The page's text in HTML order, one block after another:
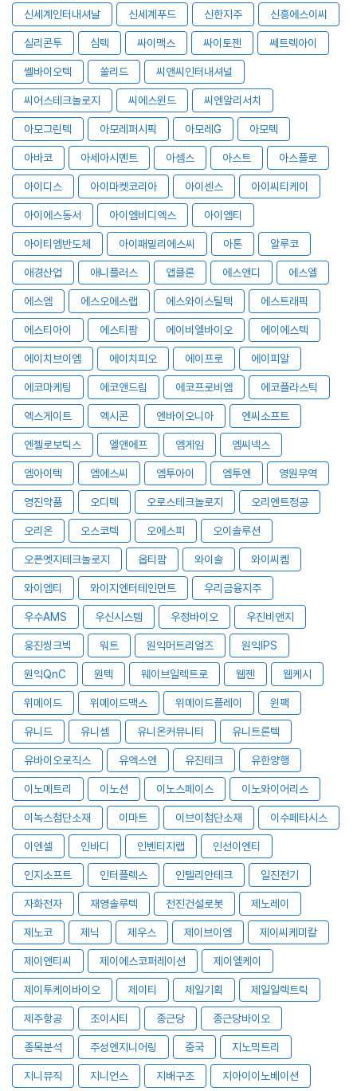
신세계인터내셔날 신세계푸드 신한지주 신흥에스이씨
실리콘투 심텍 싸이맥스 싸이토젠 쎄트렉아이
쎌바이오텍 쏠리드 씨앤씨인터내셔널
씨어스테크놀로지 씨에스윈드 씨엔알리서치
아모그린텍 아모레퍼시픽 아모레G 아모텍
아바코 아세아시멘트 아셈스 아스트 아스플로
아이디스 아이마켓코리아 아이센스 아이씨티케이
아이에스동서 아이엠비디엑스 아이엠티
아이티엠반도체 아이패밀리에스씨 아톤 알루코
애경산업 애니플러스 앱클론 에스앤디 에스엘
에스엠 에스오에스랩 에스와이스틸텍 에스트래픽
에스티아이 에스티팜 에이비엘바이오 에이에스텍
에이치브이엠 에이치피오 에이프로 에이피알
에코마케팅 에코앤드림 에코프로비엠 에코플라스틱
엑스게이트 엑시콘 엔바이오니아 엔씨소프트
엔젤로보틱스 엘앤에프 엠게임 엠씨넥스
엠아이텍 엠에스씨 엠투아이 엠투엔 영원무역
영진약품 오디텍 오로스테크놀로지 오리엔트정공
오리온 오스코텍 오에스피 오이솔루션
오픈엣지테크놀로지 옵티팜 와이솔 와이씨켐
와이엠티 와이지엔터테인먼트 우리금융지주
우수AMS 우신시스템 우정바이오 우진비앤지
웅진씽크빅 워트 원익머트리얼즈 원익IPS
원익QnC 원텍 웨이브일렉트로 웹젠 웹케시
위메이드 위메이드맥스 위메이드플레이 윈팩
유니드 유니셈 유니온커뮤니티 유니트론텍
유바이오로직스 유엑스엔 유진테크 유한양행
이노메트리 이노션 이노스페이스 이노와이어리스
이녹스첨단소재 이마트 이브이첨단소재 이수페타시스
이엔셀 인바디 인벤티지랩 인선이엔티
인지소프트 인터플렉스 인텔리안테크 일진전기
자화전자 재영솔루텍 전진건설로봇 제노레이
제노코 제닉 제우스 제이브이엠 제이씨케미칼
제이앤티씨 제이에스코퍼레이션 제이엘케이
제이투케이바이오 제이티 제일기획 제일일렉트릭
제주항공 조이시티 종근당 종근당바이오
종목분석 주성엔지니어링 중국 지노믹트리
지니뮤직 지니언스 지배구조 지아이이노베이션